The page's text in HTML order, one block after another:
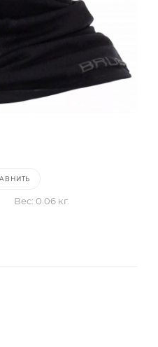
Вес: 0.06 кг.